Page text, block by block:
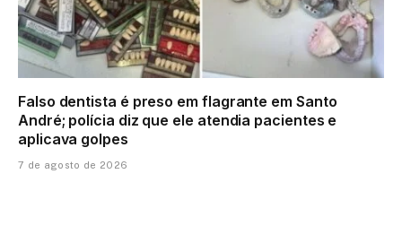
Falso dentista é preso em flagrante em Santo
André; polícia diz que ele atendia pacientes e
aplicava golpes
7 de agosto de 2026